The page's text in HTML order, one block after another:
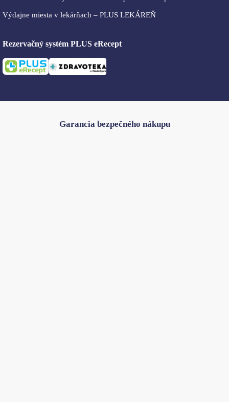
Výdajne miesta v lekárňach – PLUS LEKÁREŇ
Rezervačný systém PLUS eRecept
Garancia bezpečného nákupu